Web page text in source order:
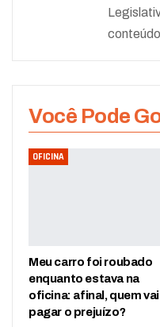
Você Pode
OFICINA
Meu carro foi roubado
enquanto estava na
oficina: afinal, quem vai
pagar o prejuízo?